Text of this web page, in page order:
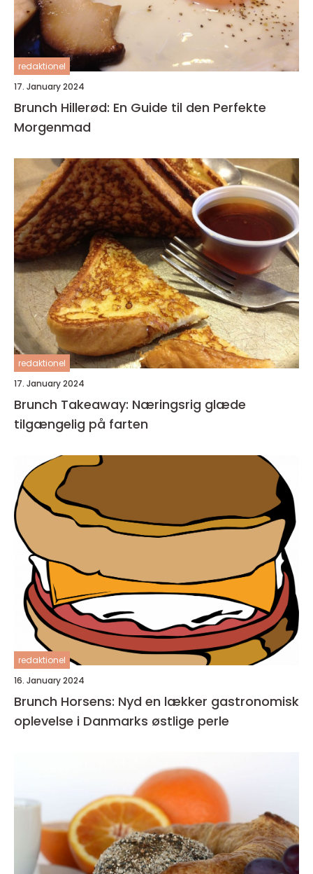
redaktionel
17. January 2024
Brunch Hillerød: En Guide til den Perfekte
Morgenmad
redaktionel
17. January 2024
Brunch Takeaway: Næringsrig glæde
tilgængelig på farten
redaktionel
16. January 2024
Brunch Horsens: Nyd en lækker gastronomisk
oplevelse i Danmarks østlige perle